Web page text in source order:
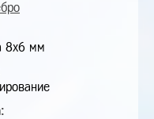
8х6 мм